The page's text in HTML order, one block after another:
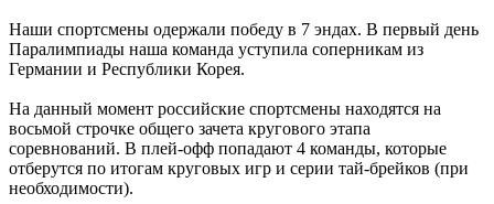
Наши спортсмены одержали победу в 7 эндах. В первый день
Паралимпиады наша команда уступила соперникам из
Германии и Республики Корея.
На данный момент российские спортсмены находятся на
восьмой строчке общего зачета кругового этапа
соревнований. В плей-офф попадают 4 команды, которые
отберутся по итогам круговых игр и серии тай-брейков (при
необходимости).